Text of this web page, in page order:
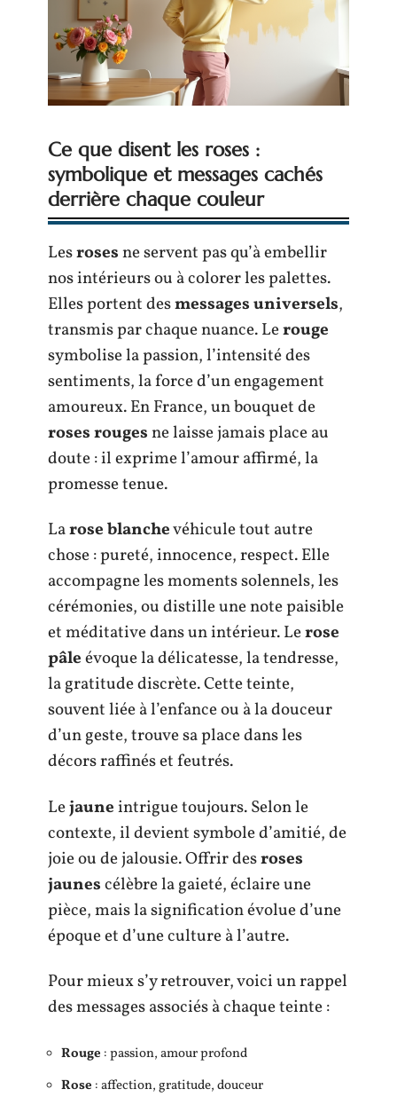
Ce que disent les roses :
symbolique et messages cachés
derrière chaque couleur
Lesrosesne servent pas qu’à embellir
nos intérieurs ou à colorer les palettes.
Elles portent desmessages universels,
transmis par chaque nuance. Lerouge
symbolise la passion, l’intensité des
sentiments, la force d’un engagement
amoureux. En France, un bouquet de
roses rougesne laisse jamais place au
doute : il exprime l’amour affirmé, la
promesse tenue.
Larose blanchevéhicule tout autre
chose : pureté, innocence, respect. Elle
accompagne les moments solennels, les
cérémonies, ou distille une note paisible
et méditative dans un intérieur. Lerose
pâleévoque la délicatesse, la tendresse,
la gratitude discrète. Cette teinte,
souvent liée à l’enfance ou à la douceur
d’un geste, trouve sa place dans les
décors raffinés et feutrés.
Lejauneintrigue toujours. Selon le
contexte, il devient symbole d’amitié, de
joie ou de jalousie. Offrir desroses
jaunescélèbre la gaieté, éclaire une
pièce, mais la signification évolue d’une
époque et d’une culture à l’autre.
Pour mieux s’y retrouver, voici un rappel
des messages associés à chaque teinte :
Rouge : passion, amour profond
Rose : affection, gratitude, douceur